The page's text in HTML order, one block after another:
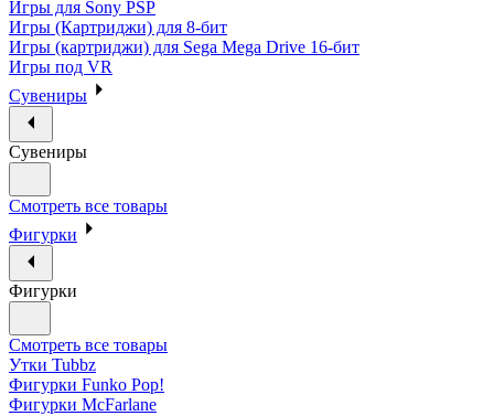
Игры для Sony PSP
Игры (Картриджи) для 8-бит
Игры (картриджи) для Sega Mega Drive 16-бит
Игры под VR
Сувениры
Сувениры
Смотреть все товары
Фигурки
Фигурки
Смотреть все товары
Утки Tubbz
Фигурки Funko Pop!
Фигурки McFarlane